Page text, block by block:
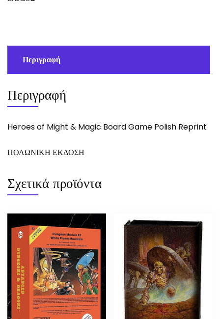
Περιγραφή
Περιγραφή
Heroes of Might & Magic Board Game Polish Reprint
ΠΟΛΩΝΙΚΗ ΕΚΔΟΣΗ
Σχετικά προϊόντα